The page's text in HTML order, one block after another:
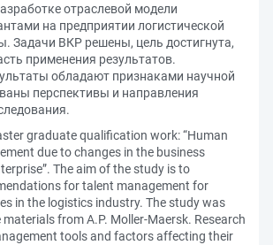
отраслевой модели
на предприятии логистической
Задачи ВКР решены, цель достигнута,
применения результатов.
обладают признаками научной
перспективы и направления
graduate qualification work: “Human
due to changes in the business
The aim of the study is to
for talent management for
in the logistics industry. The study was
from A.P. Moller-Maersk. Research
tools and factors affecting their